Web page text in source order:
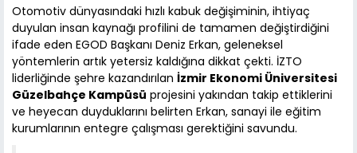
Otomotiv dünyasındaki hızlı kabuk değişiminin, ihtiyaç
duyulan insan kaynağı profilini de tamamen değiştirdiğini
ifade eden EGOD Başkanı Deniz Erkan, geleneksel
yöntemlerin artık yetersiz kaldığına dikkat çekti. İZTO
liderliğinde şehre kazandırılan İzmir Ekonomi Üniversitesi
Güzelbahçe Kampüsü projesini yakından takip ettiklerini
ve heyecan duyduklarını belirten Erkan, sanayi ile eğitim
kurumlarının entegre çalışması gerektiğini savundu.